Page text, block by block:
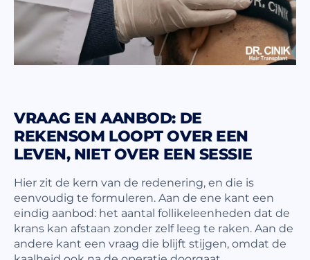
VRAAG EN AANBOD: DE
REKENSOM LOOPT OVER EEN
LEVEN, NIET OVER EEN SESSIE
Hier zit de kern van de redenering, en die is
eenvoudig te formuleren. Aan de ene kant een
eindig aanbod: het aantal follikeleenheden dat de
krans kan afstaan zonder zelf leeg te raken. Aan de
andere kant een vraag die blijft stijgen, omdat de